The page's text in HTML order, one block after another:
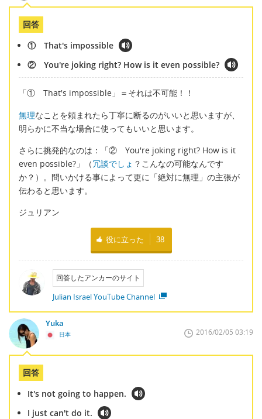
回答
① That's impossible
② You're joking right? How is it even possible?
「① That's impossible」＝それは不可能！！
無理なことを頼まれたら丁寧に断るのがいいと思いますが、
明らかに不当な場合に使ってもいいと思います。
さらに挑発的なのは：「② You're joking right? How is it
even possible?」（冗談でしょ ？こんなの可能なんです
か？）。問いかける事によって更に「絶対に無理」の主張が
伝わると思います。
ジュリアン
役に立った 38
回答したアンカーのサイト
Julian Israel YouTube Channel
Yuka
日本 2016/02/05 03:19
回答
It's not going to happen.
I just can't do it.